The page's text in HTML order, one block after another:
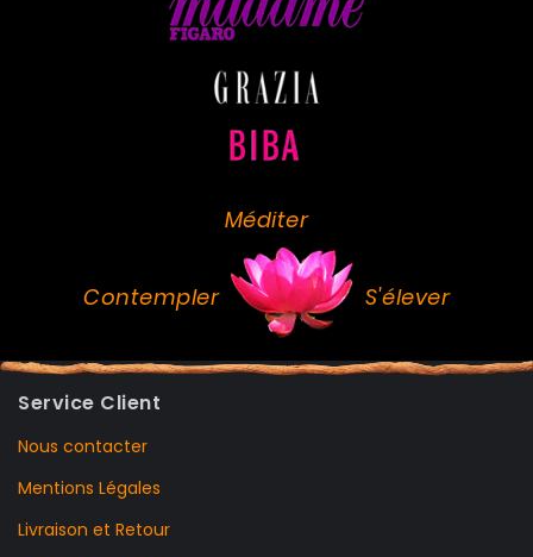
Méditer
Contempler S'élever
Service Client
Nous contacter
Mentions Légales
Livraison et Retour